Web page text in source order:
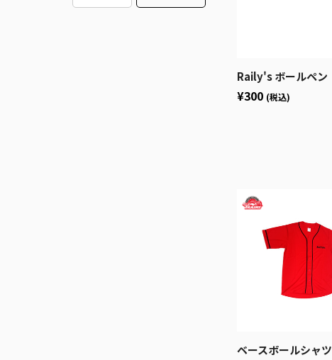
Raily's ボールペン
¥300 (税込)
ベースボールシャツ